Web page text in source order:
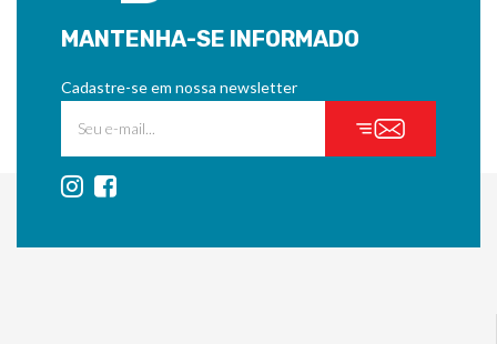
MANTENHA-SE INFORMADO
Cadastre-se em nossa newsletter